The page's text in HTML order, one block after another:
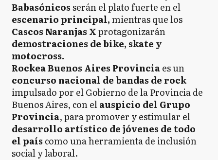
Babasónicosserán el plato fuerte en el
escenario principal,mientras que los
Cascos Naranjas Xprotagonizarán
demostraciones de bike, skate y
motocross.
Rockea Buenos Aires Provinciaes un
concurso nacional de bandas de rock
impulsado por el Gobierno de la Provincia de
Buenos Aires, con elauspicio del Grupo
Provincia, para promover y estimular el
desarrollo artístico de jóvenes de todo
el país como una herramienta de inclusión
social y laboral.